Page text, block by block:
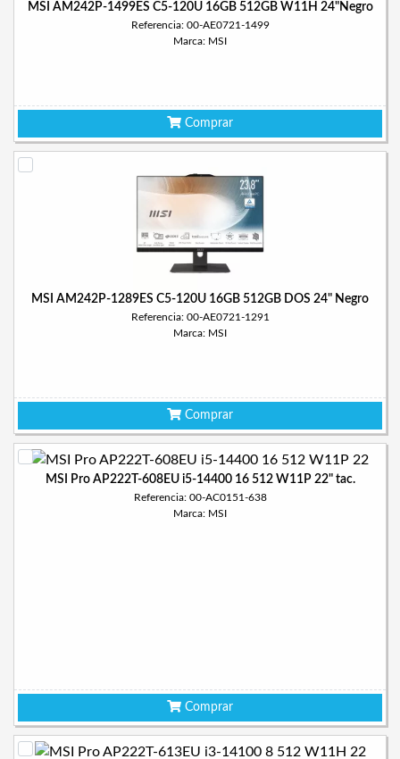
MSI AM242P-1499ES C5-120U 16GB 512GB W11H 24"Negro
Referencia: 00-AE0721-1499
Marca: MSI
Comprar
MSI AM242P-1289ES C5-120U 16GB 512GB DOS 24" Negro
Referencia: 00-AE0721-1291
Marca: MSI
Comprar
MSI Pro AP222T-608EU i5-14400 16 512 W11P 22" tac.
Referencia: 00-AC0151-638
Marca: MSI
Comprar